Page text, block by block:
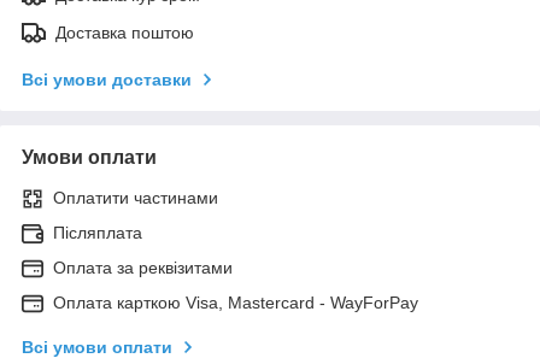
Доставка поштою
Всі умови доставки
Умови оплати
Оплатити частинами
Післяплата
Оплата за реквізитами
Оплата карткою Visa, Mastercard - WayForPay
Всі умови оплати